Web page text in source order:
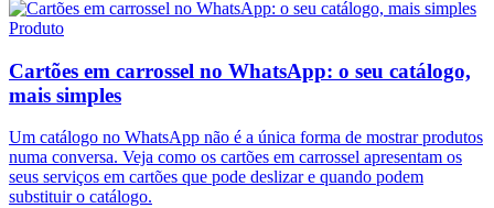
Produto
Cartões em carrossel no WhatsApp: o seu catálogo,
mais simples
Um catálogo no WhatsApp não é a única forma de mostrar produtos
numa conversa. Veja como os cartões em carrossel apresentam os
seus serviços em cartões que pode deslizar e quando podem
substituir o catálogo.